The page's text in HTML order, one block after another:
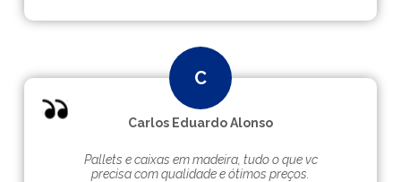
Carlos Eduardo Alonso
Pallets e caixas em madeira, tudo o que vc
precisa com qualidade e ótimos preços.